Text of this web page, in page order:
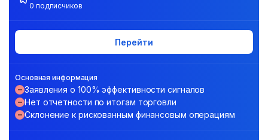
0 подписчиков
Основная информация
Заявления о 100% эффективности сигналов
Нет отчетности по итогам торговли
Склонение к рискованным финансовым операциям
Перейти